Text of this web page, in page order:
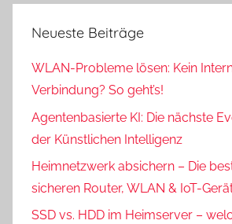
Neueste Beiträge
WLAN-Probleme lösen: Kein
Verbindung? So geht’s!
Agentenbasierte KI: Die nächste
der Künstlichen Intelligenz
Heimnetzwerk absichern – Die
sicheren Router, WLAN & IoT-
SSD vs. HDD im Heimserver –